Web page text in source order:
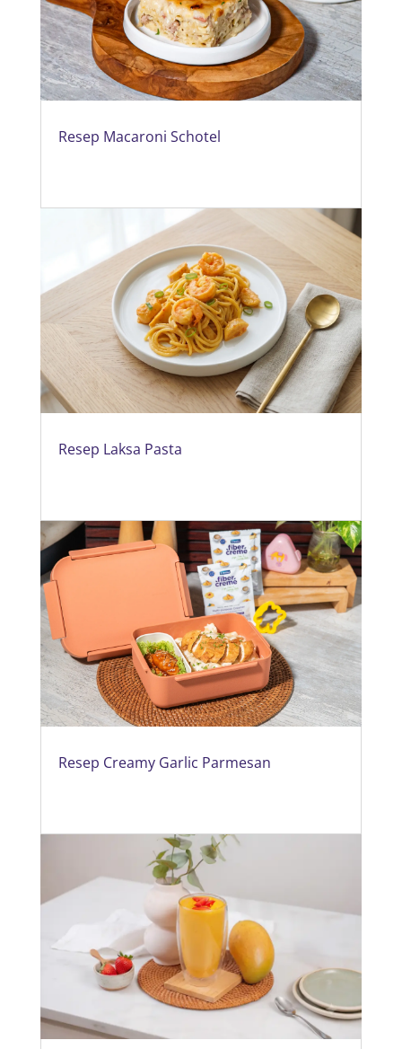
Resep Macaroni Schotel
Resep Laksa Pasta
Resep Creamy Garlic Parmesan